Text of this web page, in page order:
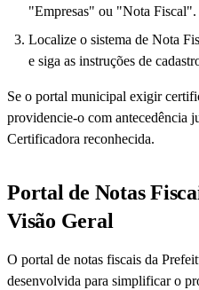
"Empresas" ou "Nota Fiscal".
Localize o sistema de Nota
e siga as instruções de
Se o portal municipal exigir
providencie-o com antecedência
Certificadora reconhecida.
Portal de Notas
Visão Geral
O portal de notas fiscais da
desenvolvida para simplificar o